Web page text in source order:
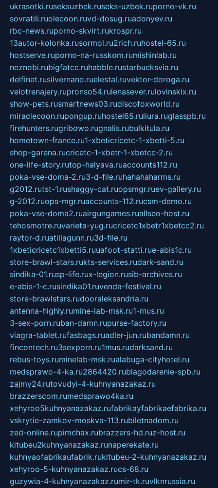
ukrasotki.ruseksuzbek.ruseks-uzbek.ruporno-vk.ru
sovratili.ruolecoon.ruvd-dosug.ruadonyev.ru
rbc-news.ruporno-skvirt.rukrospr.ru
13autor-kolonka.rusormol.ru2rich.ruhostel-65.ru
hostserve.ruporno-na-russkom.rumishinlab.ru
neznobi.rubigfatcc.ruhabble.rustarbucksvia.ru
delfinet.rusilvernano.ruelestal.ruvektor-doroga.ru
velotrenajery.rupronso54.rulenasever.rulovinskix.ru
show-pets.rusmartnews03.rudiscofoxworld.ru
miraclecoon.rupongup.ruhostel65.ruliura.ruglasspb.ru
firehunters.rugribowo.rugnalis.rubulkitula.ru
hometown-france.ru1-xbeticricetc-1-xbetti-5.ru
shop-garena.rucricetc-1-xbetr-1-xbetcc-2.ru
one-life-story.rutop-halyava.ruaccounts112.ru
poka-vse-doma-2.ru3-d-file.ruhahahaharms.ru
g2012.rutst-1.rushaggy-cat.ruopsmgr.ruev-gallery.ru
g-2012.ruops-mgr.ruaccounts-112.rucsm-demo.ru
poka-vse-doma2.ruairgungames.ruallseo-host.ru
tehosmotre.ruvarieta-yug.rucricetc1xbetr1xbetcc2.ru
raytor-d.ruatillagunn.ru3d-file.ru
1xbeticricetc1xbetti5.ruuafoot-statti.rue-abis1c.ru
store-brawl-stars.rukts-services.rudark-sand.ru
sindika-01.rusp-life.rux-legion.rusib-archives.ru
e-abis-1-c.rusindika01.ruvenda-festival.ru
store-brawlstars.rudooraleksandria.ru
antenna-highly.rumine-lab-msk.ru1-mus.ru
3-sex-porn.ruban-damn.rupurse-factory.ru
viagra-tablet.rufasbags.ruadler-jun.rubandamn.ru
fincontech.ru3sexporn.ru1mus.rudarksand.ru
rebus-toys.ruminelab-msk.rualabuga-cityhotel.ru
medsprawo-4-ka.ru2864420.rublagodarenie-spb.ru
zajmy24.rutovudyi-4-kuhnyanazakaz.ru
brazzerscom.rumedsprawo4ka.ru
xehyroo5kuhnyanazakaz.rufabrikayfabrikaefabrika.ru
vskrytie-zamkov-moskva-113.rubiletnadom.ru
zed-online.rupimchax.rubrazzers-hd.ruz-host.ru
kitubeu2kuhnyanazakaz.runaperekate.ru
kuhnyaofabrikaufabrik.rukitubeu-2-kuhnyanazakaz.ru
xehyroo-5-kuhnyanazakaz.rucs-68.ru
guzywia-4-kuhnyanazakaz.rumir-tk.ruvlknrussia.ru